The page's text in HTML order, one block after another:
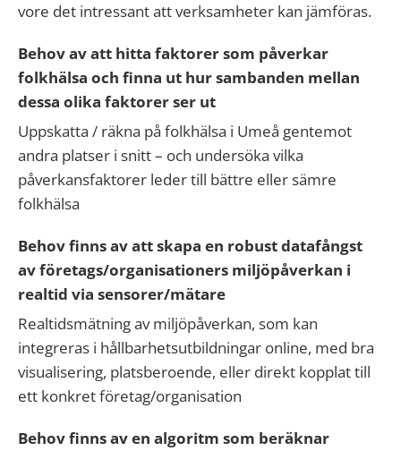
vore det intressant att verksamheter kan jämföras.
Behov av att hitta faktorer som påverkar
folkhälsa och finna ut hur sambanden mellan
dessa olika faktorer ser ut
Uppskatta / räkna på folkhälsa i Umeå gentemot
andra platser i snitt – och undersöka vilka
påverkansfaktorer leder till bättre eller sämre
folkhälsa
Behov finns av att skapa en robust datafångst
av företags/organisationers miljöpåverkan i
realtid via sensorer/mätare
Realtidsmätning av miljöpåverkan, som kan
integreras i hållbarhetsutbildningar online, med bra
visualisering, platsberoende, eller direkt kopplat till
ett konkret företag/organisation
Behov finns av en algoritm som beräknar